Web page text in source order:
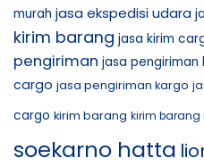
murah jasa ekspedisi udara
kirim barang jasa kirim
pengiriman jasa pengiriman
cargo jasa pengiriman kargo
cargo kirim barang kirim barang
soekarno hatta